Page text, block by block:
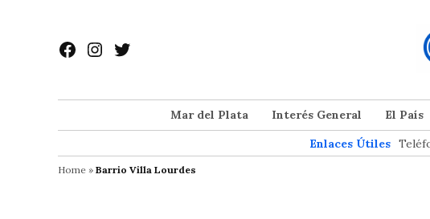
contenido
Facebook
Instagram
Twitter
Mar del Plata Interés General El País
Enlaces Útiles
Home » Barrio Villa Lourdes